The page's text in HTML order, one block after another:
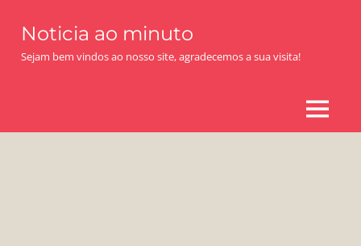
content
Noticia ao minuto
Sejam bem vindos ao nosso site, agradecemos a sua visita!
MENU